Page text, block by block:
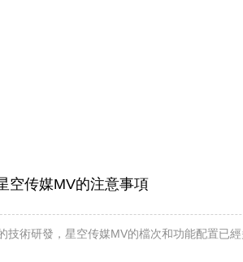
空传媒MV的注意事項
術研發，星空传媒MV的檔次和功能配置已經多樣